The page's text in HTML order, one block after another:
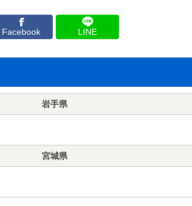
Facebook LINE
岩手県
宮城県